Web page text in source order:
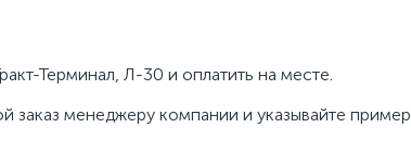
Терминал, Л-30 и оплатить на месте.
заказ менеджеру компании и указывайте